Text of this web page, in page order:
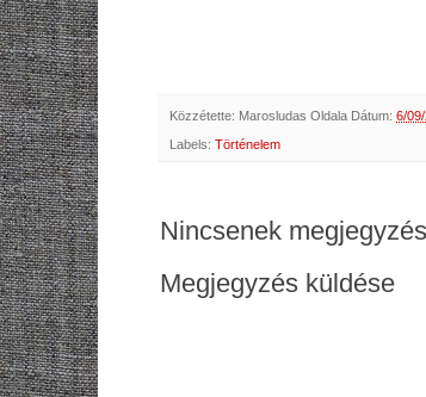
Közzétette: Marosludas Oldala Dátum: 6/
Labels: Történelem
Nincsenek
Megjegyzés küldése